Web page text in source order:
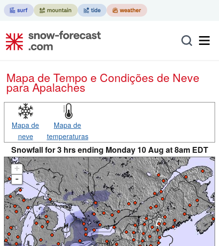
Mapa de Tempo e Condições de Neve
para Apalaches
Mapa de
neve
Mapa de
temperaturas
Snowfall for 3 hrs ending Monday 10 Aug at 8am EDT
+
-